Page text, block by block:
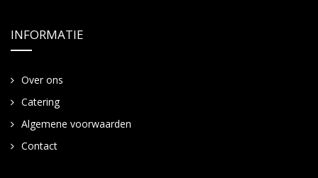
INFORMATIE
Over ons
Catering
Algemene voorwaarden
Contact